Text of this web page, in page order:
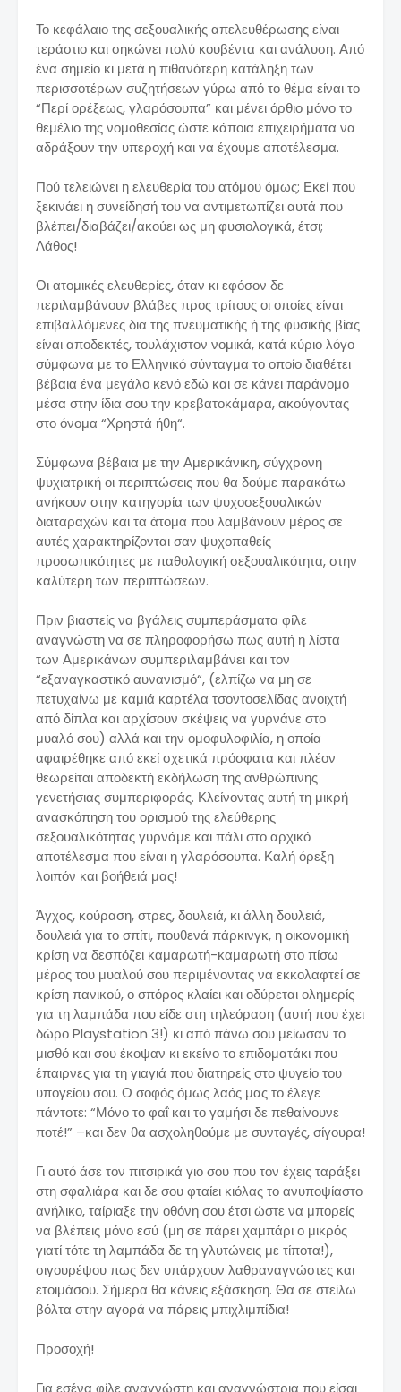
Το κεφάλαιο της σεξουαλικής απελευθέρωσης είναι
τεράστιο και σηκώνει πολύ κουβέντα και ανάλυση. Από
ένα σημείο κι μετά η πιθανότερη κατάληξη των
περισσοτέρων συζητήσεων γύρω από το θέμα είναι το
“Περί ορέξεως, γλαρόσουπα” και μένει όρθιο μόνο το
θεμέλιο της νομοθεσίας ώστε κάποια επιχειρήματα να
αδράξουν την υπεροχή και να έχουμε αποτέλεσμα.
Πού τελειώνει η ελευθερία του ατόμου όμως; Εκεί που
ξεκινάει η συνείδησή του να αντιμετωπίζει αυτά που
βλέπει/διαβάζει/ακούει ως μη φυσιολογικά, έτσι;
Λάθος!
Οι ατομικές ελευθερίες, όταν κι εφόσον δε
περιλαμβάνουν βλάβες προς τρίτους οι οποίες είναι
επιβαλλόμενες δια της πνευματικής ή της φυσικής βίας
είναι αποδεκτές, τουλάχιστον νομικά, κατά κύριο λόγο
σύμφωνα με το Ελληνικό σύνταγμα το οποίο διαθέτει
βέβαια ένα μεγάλο κενό εδώ και σε κάνει παράνομο
μέσα στην ίδια σου την κρεβατοκάμαρα, ακούγοντας
στο όνομα “Χρηστά ήθη“.
Σύμφωνα βέβαια με την Αμερικάνικη, σύγχρονη
ψυχιατρική οι περιπτώσεις που θα δούμε παρακάτω
ανήκουν στην κατηγορία των ψυχοσεξουαλικών
διαταραχών και τα άτομα που λαμβάνουν μέρος σε
αυτές χαρακτηρίζονται σαν ψυχοπαθείς
προσωπικότητες με παθολογική σεξουαλικότητα, στην
καλύτερη των περιπτώσεων.
Πριν βιαστείς να βγάλεις συμπεράσματα φίλε
αναγνώστη να σε πληροφορήσω πως αυτή η λίστα
των Αμερικάνων συμπεριλαμβάνει και τον
“εξαναγκαστικό αυνανισμό“, (ελπίζω να μη σε
πετυχαίνω με καμιά καρτέλα τσοντοσελίδας ανοιχτή
από δίπλα και αρχίσουν σκέψεις να γυρνάνε στο
μυαλό σου) αλλά και την ομοφυλοφιλία, η οποία
αφαιρέθηκε από εκεί σχετικά πρόσφατα και πλέον
θεωρείται αποδεκτή εκδήλωση της ανθρώπινης
γενετήσιας συμπεριφοράς. Κλείνοντας αυτή τη μικρή
ανασκόπηση του ορισμού της ελεύθερης
σεξουαλικότητας γυρνάμε και πάλι στο αρχικό
αποτέλεσμα που είναι η γλαρόσουπα. Καλή όρεξη
λοιπόν και βοήθειά μας!
Άγχος, κούραση, στρες, δουλειά, κι άλλη δουλειά,
δουλειά για το σπίτι, πουθενά πάρκινγκ, η οικονομική
κρίση να δεσπόζει καμαρωτή-καμαρωτή στο πίσω
μέρος του μυαλού σου περιμένοντας να εκκολαφτεί σε
κρίση πανικού, ο σπόρος κλαίει και οδύρεται ολημερίς
για τη λαμπάδα που είδε στη τηλεόραση (αυτή που έχει
δώρο Playstation 3!) κι από πάνω σου μείωσαν το
μισθό και σου έκοψαν κι εκείνο το επιδοματάκι που
έπαιρνες για τη γιαγιά που διατηρείς στο ψυγείο του
υπογείου σου. Ο σοφός όμως λαός μας το έλεγε
πάντοτε: “Μόνο το φαΐ και το γαμήσι δε πεθαίνουνε
ποτέ!” –και δεν θα ασχοληθούμε με συνταγές, σίγουρα!
Γι αυτό άσε τον πιτσιρικά γιο σου που τον έχεις ταράξει
στη σφαλιάρα και δε σου φταίει κιόλας το ανυποψίαστο
ανήλικο, ταίριαξε την οθόνη σου έτσι ώστε να μπορείς
να βλέπεις μόνο εσύ (μη σε πάρει χαμπάρι ο μικρός
γιατί τότε τη λαμπάδα δε τη γλυτώνεις με τίποτα!),
σιγουρέψου πως δεν υπάρχουν λαθραναγνώστες και
ετοιμάσου. Σήμερα θα κάνεις εξάσκηση. Θα σε στείλω
βόλτα στην αγορά να πάρεις μπιχλιμπίδια!
Προσοχή!
Για εσένα φίλε αναγνώστη και αναγνώστρια που είσαι